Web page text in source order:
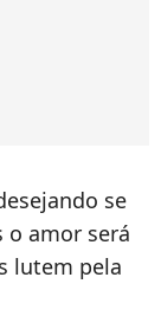
se
o amor será
lutem pela